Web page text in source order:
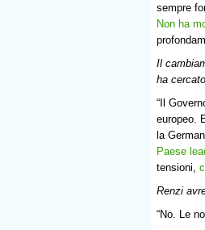
sempre
Non ha
Il
ha
“Il
europeo.
la
Paese
tensioni,
Renzi
“No. Le